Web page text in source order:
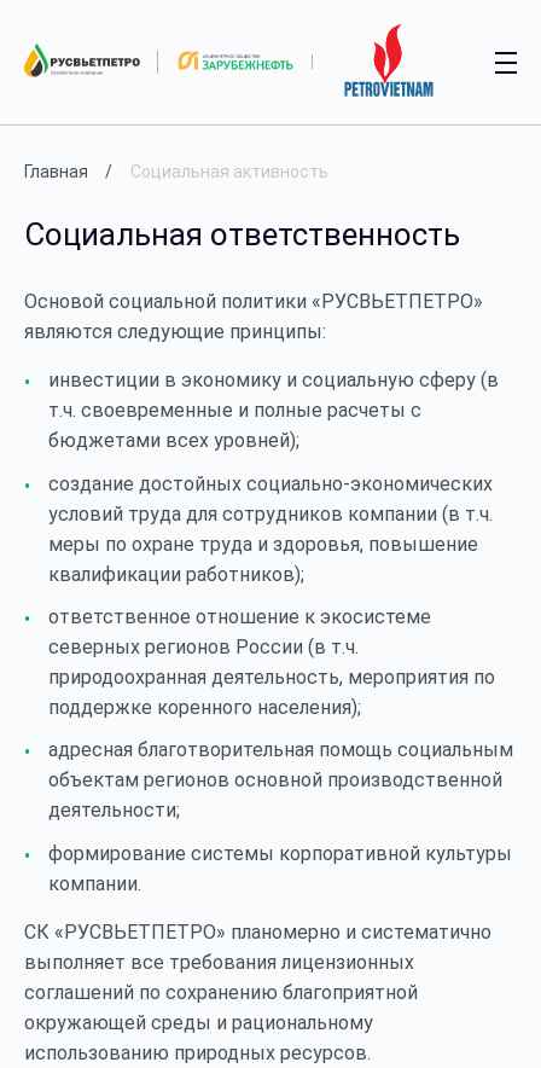
Главная Социальная активность
Социальная ответственность
Основой социальной политики «РУСВЬЕТПЕТРО»
являются следующие принципы:
инвестиции в экономику и социальную сферу (в
т.ч. своевременные и полные расчеты с
бюджетами всех уровней);
создание достойных социально-экономических
условий труда для сотрудников компании (в т.ч.
меры по охране труда и здоровья, повышение
квалификации работников);
ответственное отношение к экосистеме
северных регионов России (в т.ч.
природоохранная деятельность, мероприятия по
поддержке коренного населения);
адресная благотворительная помощь социальным
объектам регионов основной производственной
деятельности;
формирование системы корпоративной культуры
компании.
СК «РУСВЬЕТПЕТРО» планомерно и систематично
выполняет все требования лицензионных
соглашений по сохранению благоприятной
окружающей среды и рациональному
использованию природных ресурсов.